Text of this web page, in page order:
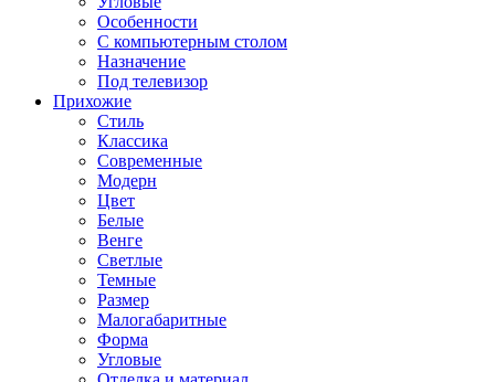
Особенности
С компьютерным столом
Назначение
Под телевизор
Прихожие
Стиль
Классика
Современные
Модерн
Цвет
Белые
Венге
Светлые
Темные
Размер
Малогабаритные
Форма
Угловые